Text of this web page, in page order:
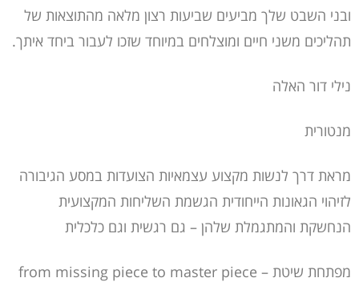
ובני השבט שלך מביעים שביעות רצון מלאה מהתוצאות של
תהליכים משני חיים ומוצלחים במיוחד שזכו לעבור ביחד איתך.
נילי דור האלה
מנטורית
מראת דרך לנשות מקצוע עצמאיות הצועדות במסע הגיבורה
לזיהוי הגאונות הייחודית הגשמת השליחות המקצועית
הנחשקת והמתגמלת שלהן – גם רגשית וגם כלכלית
מפתחת שיטת – from missing piece to master piece